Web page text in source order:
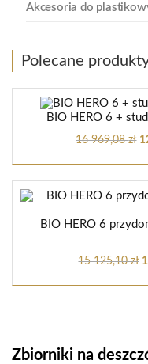
Akcesoria do
Polecane
BIO HERO 6 +
16 969,08zł
BIO HERO 6
15 125,10zł
Zbiorniki na